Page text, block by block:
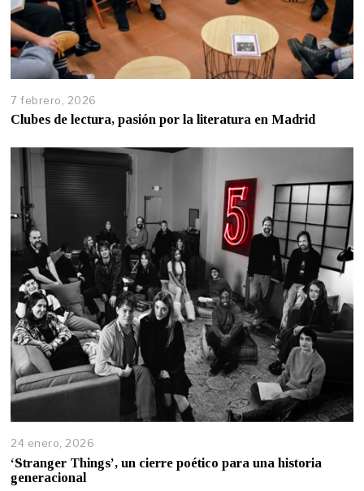
7 febrero, 2026
Clubes de lectura, pasión por la literatura en Madrid
24 enero, 2026
‘Stranger Things’, un cierre poético para una historia
generacional